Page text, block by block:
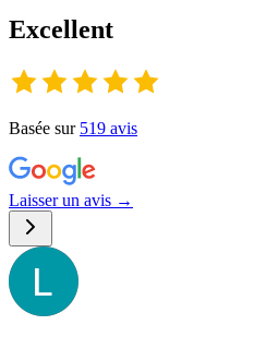
Excellent
Basée sur 519 avis
Laisser un avis →